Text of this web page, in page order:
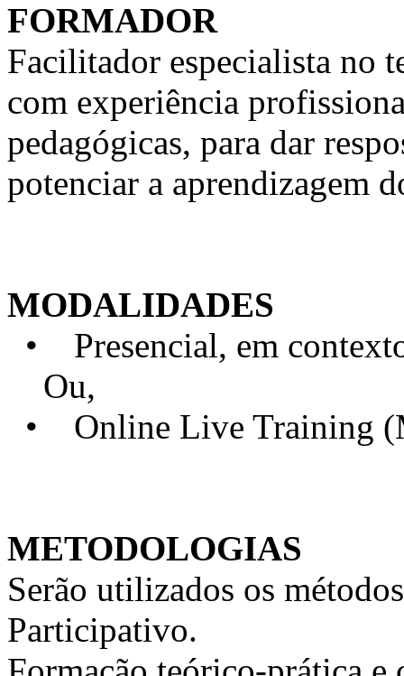
FORMADOR
Facilitador especialista no
com experiência
pedagógicas, para dar
potenciar a aprendizagem
MODALIDADES
• Presencial, em
Ou,
• Online Live Training
METODOLOGIAS
Serão utilizados os
Participativo.